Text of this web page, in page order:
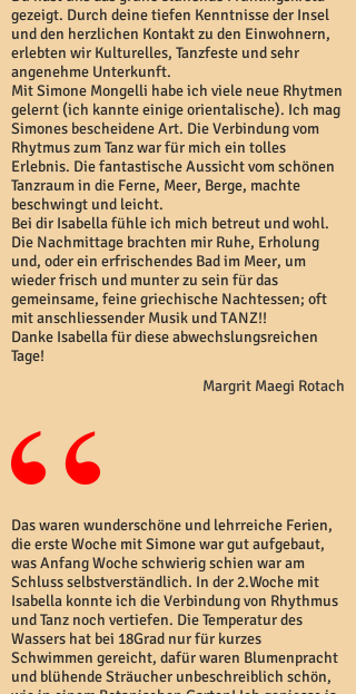
gezeigt. Durch deine tiefen Kenntnisse der Insel
und den herzlichen Kontakt zu den Einwohnern,
erlebten wir Kulturelles, Tanzfeste und sehr
angenehme Unterkunft.
Mit Simone Mongelli habe ich viele neue Rhytmen
gelernt (ich kannte einige orientalische). Ich mag
Simones bescheidene Art. Die Verbindung vom
Rhytmus zum Tanz war für mich ein tolles
Erlebnis. Die fantastische Aussicht vom schönen
Tanzraum in die Ferne, Meer, Berge, machte
beschwingt und leicht.
Bei dir Isabella fühle ich mich betreut und wohl.
Die Nachmittage brachten mir Ruhe, Erholung
und, oder ein erfrischendes Bad im Meer, um
wieder frisch und munter zu sein für das
gemeinsame, feine griechische Nachtessen; oft
mit anschliessender Musik und TANZ!!
Danke Isabella für diese abwechslungsreichen
Tage!
Margrit Maegi Rotach
Das waren wunderschöne und lehrreiche Ferien,
die erste Woche mit Simone war gut aufgebaut,
was Anfang Woche schwierig schien war am
Schluss selbstverständlich. In der 2.Woche mit
Isabella konnte ich die Verbindung von Rhythmus
und Tanz noch vertiefen. Die Temperatur des
Wassers hat bei 18Grad nur für kurzes
Schwimmen gereicht, dafür waren Blumenpracht
und blühende Sträucher unbeschreiblich schön,